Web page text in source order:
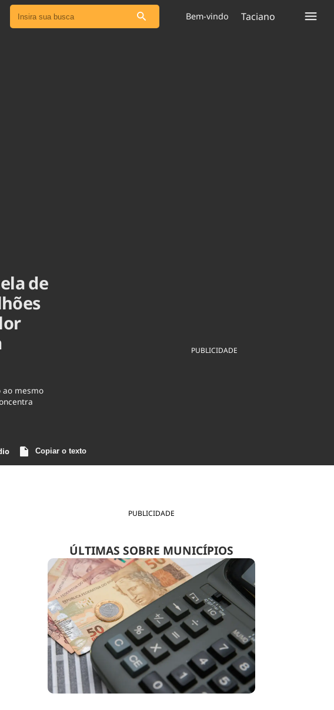
Ver todas as notícias
Agronegócios
Brasil
Brasil Mineral
Ciência & Tecnologia
Bem-vindo Taciano
de
ao mesmo
Copiar o texto
PUBLICIDADE
PUBLICIDADE
ÚLTIMAS SOBRE MUNICÍPIOS